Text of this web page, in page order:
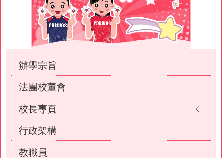
navigation
辦學宗旨
法團校董會
校長專頁
行政架構
教職員